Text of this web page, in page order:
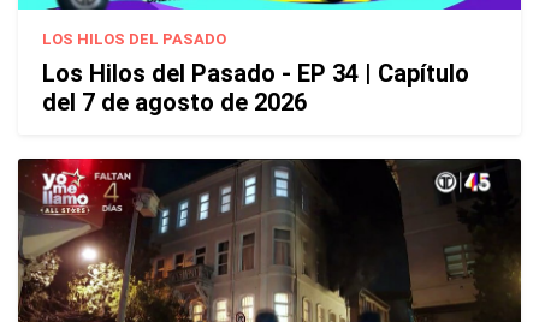
LOS HILOS DEL PASADO
Los Hilos del Pasado - EP 34 | Capítulo
del 7 de agosto de 2026